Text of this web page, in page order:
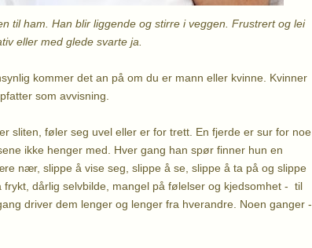
til ham. Han blir liggende og stirre i veggen. Frustrert og lei
eller med glede svarte ja.
kommer det an på om du er mann eller kvinne. Kvinner
som avvisning.
sliten, føler seg uvel eller er for trett. En fjerde er sur for noe
ikke henger med. Hver gang han spør finner hun en
nær, slippe å vise seg, slippe å se, slippe å ta på og slippe
dårlig selvbilde, mangel på følelser og kjedsomhet - til
driver dem lenger og lenger fra hverandre. Noen ganger -